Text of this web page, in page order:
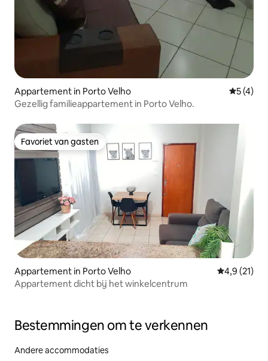
Appartement in Porto Velho
5 (4)
Gezellig familieappartement in Porto Velho.
Favoriet van gasten
Favoriet van gasten
Appartement in Porto Velho
4,9 (21)
Appartement dicht bij het winkelcentrum
Bestemmingen om te verkennen
Andere accommodaties